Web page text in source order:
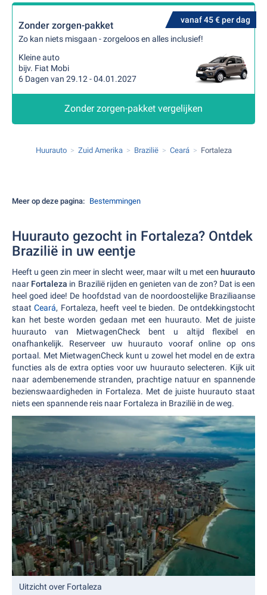
vanaf 45 € per dag
Zonder zorgen-pakket
Zo kan niets misgaan - zorgeloos en alles inclusief!
Kleine auto
bijv. Fiat Mobi
6 Dagen van 29.12 - 04.01.2027
Zonder zorgen-pakket vergelijken
Huurauto Zuid Amerika Brazilië Ceará Fortaleza
Meer op deze pagina: Bestemmingen
Huurauto gezocht in Fortaleza? Ontdek
Brazilië in uw eentje
Heeft u geen zin meer in slecht weer, maar wilt u met een huurauto
naar Fortaleza in Brazilië rijden en genieten van de zon? Dat is een
heel goed idee! De hoofdstad van de noordoostelijke Braziliaanse
staatCeará, Fortaleza, heeft veel te bieden. De ontdekkingstocht
kan het beste worden gedaan met een huurauto. Met de juiste
huurauto van MietwagenCheck bent u altijd flexibel en
onafhankelijk. Reserveer uw huurauto vooraf online op ons
portaal. Met MietwagenCheck kunt u zowel het model en de extra
functies als de extra opties voor uw huurauto selecteren. Kijk uit
naar adembenemende stranden, prachtige natuur en spannende
bezienswaardigheden in Fortaleza. Met de juiste huurauto staat
niets een spannende reis naar Fortaleza in Brazilië in de weg.
Uitzicht over Fortaleza